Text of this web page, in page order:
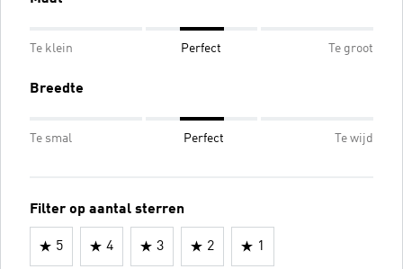
Te klein Perfect Te groot
Breedte
Te smal Perfect Te wijd
Filter op aantal sterren
5 4 3 2 1